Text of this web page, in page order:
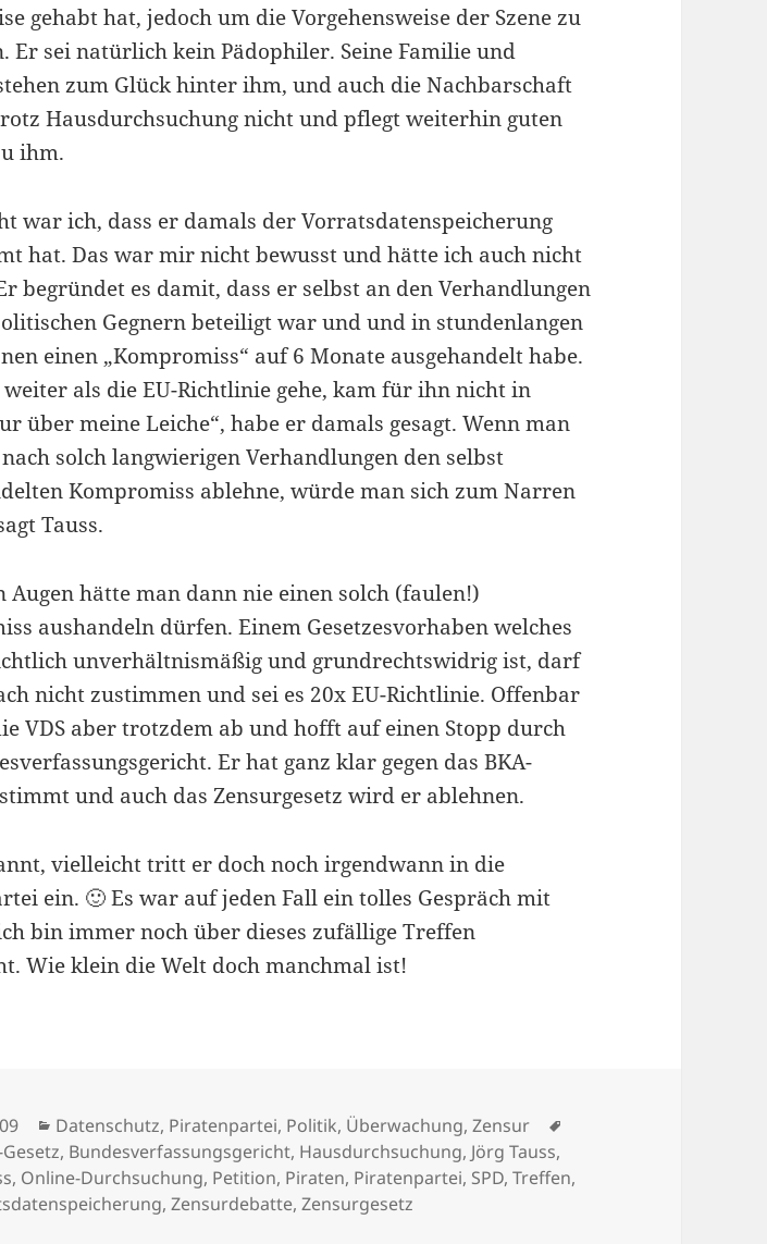
gehabt hat, jedoch um die Vorgehensweise der Szene zu
Er sei natürlich kein Pädophiler. Seine Familie und
zum Glück hinter ihm, und auch die Nachbarschaft
Hausdurchsuchung nicht und pflegt weiterhin guten
ihm.
war ich, dass er damals der Vorratsdatenspeicherung
hat. Das war mir nicht bewusst und hätte ich auch nicht
begründet es damit, dass er selbst an den Verhandlungen
Gegnern beteiligt war und und in stundenlangen
einen „Kompromiss“ auf 6 Monate ausgehandelt habe.
weiter als die EU-Richtlinie gehe, kam für ihn nicht in
über meine Leiche“, habe er damals gesagt. Wenn man
solch langwierigen Verhandlungen den selbst
Kompromiss ablehne, würde man sich zum Narren
Tauss.
Augen hätte man dann nie einen solch (faulen!)
aushandeln dürfen. Einem Gesetzesvorhaben welches
unverhältnismäßig und grundrechtswidrig ist, darf
nicht zustimmen und sei es 20x EU-Richtlinie. Offenbar
VDS aber trotzdem ab und hofft auf einen Stopp durch
Er hat ganz klar gegen das BKA-
und auch das Zensurgesetz wird er ablehnen.
vielleicht tritt er doch noch irgendwann in die
ein. 🙂 Es war auf jeden Fall ein tolles Gespräch mit
bin immer noch über dieses zufällige Treffen
Wie klein die Welt doch manchmal ist!
Kategorien
Datenschutz, Piratenpartei, Politik, Überwachung,Zensur
Gesetz, Bundesverfassungsgericht, Hausdurchsuchung, Jörg Tauss,
, Online-Durchsuchung, Petition, Piraten, Piratenpartei, SPD,Treffen,
,Zensurdebatte,Zensurgesetz